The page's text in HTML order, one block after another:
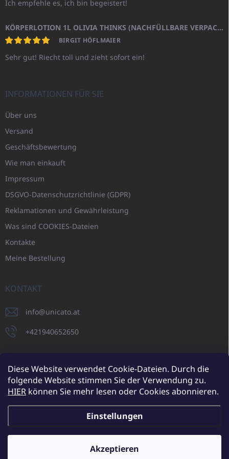
Diese Website verwendet Cookie-Dateien. Durch die
folgende Website stimmen Sie der Verwendung zu.
HIER können Sie mehr lesen oder Cookies abonnieren.
Einstellungen
Akzeptieren
Ich empfehle es, ich bin begeistert!
KÖRPERLOTION 1L OLIVIA THINKS (NACHFÜLLBARE VERPACKUNG)
BIRGIT HÖFLMAIER
Sehr gut! Riecht toll und zieht sofort ein!
INFORMATIONEN FÜR SIE
Über uns
Versand
Geschäftsbewertung
Wie man einkauft
Impressum
DSGVO-Datenschutzrichtlinie (GDPR)
Reklamationen und Gewährleistung
Was sind COOKIES-Dateien
Kontakte
Meine Bestellung
KONTAKT
info@unicato.at
+421940652650
UNICATO.sk UNICATOshop.cz UNICATO.at UNICATO.hu
UNICATOshop.pl
UNICATOshop.de
Copyright 2026UNICATO.at. Alle Rechte vorbehalten.Cookie-
Einstellungen ändern
Zusätzliche Rabatte für Großhandelskunden (bei einer